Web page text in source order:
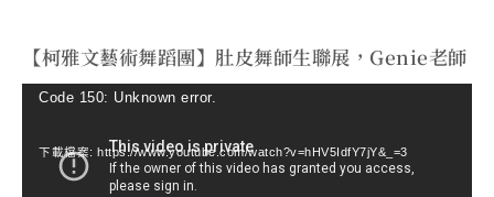
【柯雅文藝術舞蹈團】肚皮舞師生聯展，Genie老師
視Code 150: Unknown error.
下載檔案: https://www.youtube.com/watch?v=hHV5IdfY7jY&_=3